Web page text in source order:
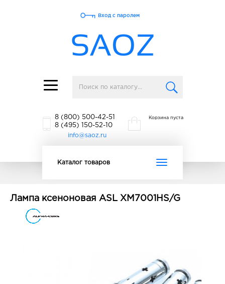
Toggle
navigation
Вход с паролем
8 (800) 500-42-51
8 (495) 150-52-10
info@saoz.ru
Корзина пуста
Toggle
Каталог товаров
Лампа ксеноновая ASL XM7001HS/G